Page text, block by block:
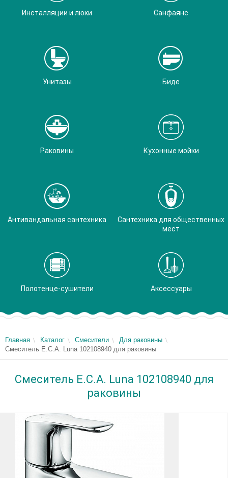
Инсталляции и люки Санфаянс
Унитазы Биде
Раковины Кухонные мойки
Антивандальная сантехника
Сантехника для общественных
мест
Полотенце-сушители Аксессуары
Главная Каталог Смесители
Для раковины
Смеситель E.C.A. Luna 102108940 для раковины
Смеситель E.C.A. Luna 102108940 для
раковины